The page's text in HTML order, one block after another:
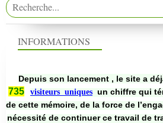
INFORMATIONS
Depuis son lancement , le site a
735
visiteurs uniques un chiffre qui
de cette mémoire, de la force de
nécessité de continuer ce travail de